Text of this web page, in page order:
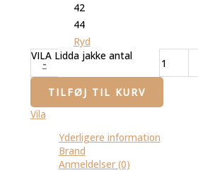
42
44
Ryd
-
VILA Lidda jakke antal
TILFØJ TIL KURV
Vila
Yderligere information
Brand
Anmeldelser (0)